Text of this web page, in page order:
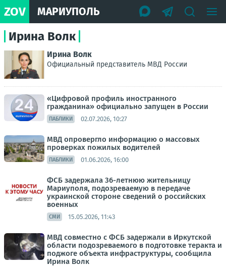
ZOV МАРИУПОЛЬ
Ирина Волк
Ирина Волк
Официальный представитель МВД России
«Цифровой профиль иностранного
гражданина» официально запущен в России
ПАБЛИКИ 02.07.2026, 10:27
МВД опровергло информацию о массовых
проверках пожилых водителей
ПАБЛИКИ 01.06.2026, 16:00
ФСБ задержала 36-летнюю жительницу
Мариуполя, подозреваемую в передаче
украинской стороне сведений о российских
военных
СМИ 15.05.2026, 11:43
МВД совместно с ФСБ задержали в Иркутской
области подозреваемого в подготовке теракта и
поджоге объекта инфраструктуры, сообщила
Ирина Волк